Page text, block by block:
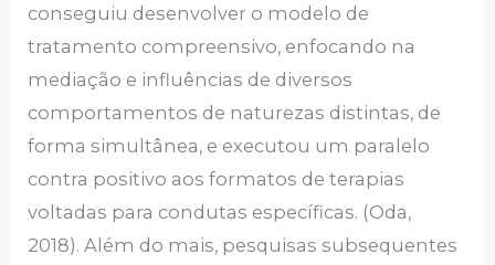
conseguiu desenvolver o modelo de
tratamento compreensivo, enfocando na
mediação e influências de diversos
comportamentos de naturezas distintas, de
forma simultânea, e executou um paralelo
contra positivo aos formatos de terapias
voltadas para condutas específicas. (Oda,
2018). Além do mais, pesquisas subsequentes